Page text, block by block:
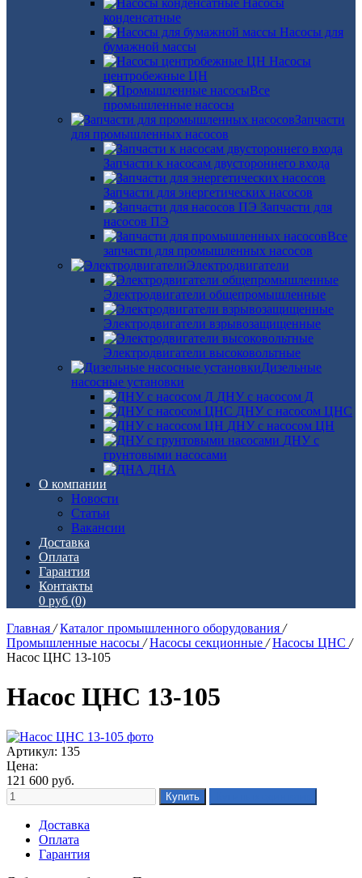
Насосы
конденсатные
Насосы для
бумажной массы
Насосы
центробежные ЦН
Все
промышленные насосы
Запчасти
для промышленных насосов
Запчасти к насосам двустороннего входа
Запчасти для энергетических насосов
Запчасти для
насосов ПЭ
Все
запчасти для промышленных насосов
Электродвигатели
Электродвигатели общепромышленные
Электродвигатели взрывозащищенные
Электродвигатели высоковольтные
Дизельные
насосные установки
ДНУ с насосом Д
ДНУ с насосом ЦНС
ДНУ с насосом ЦН
ДНУ с
грунтовыми насосами
ДНА
О компании
Новости
Статьи
Вакансии
Доставка
Оплата
Гарантия
Контакты
0 руб (0)
Главная / Каталог промышленного оборудования /
Промышленные насосы / Насосы секционные / Насосы ЦНС /
Насос ЦНС 13-105
Насос ЦНС 13-105
Артикул: 135
Цена:
121 600 руб.
Доставка
Оплата
Гарантия